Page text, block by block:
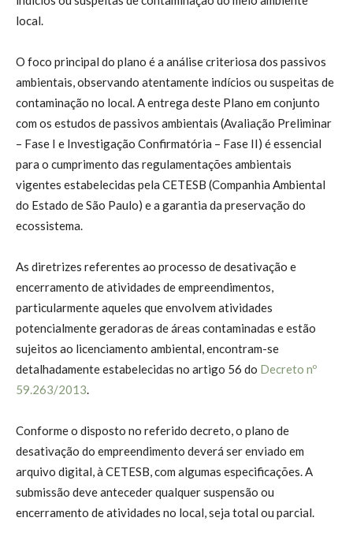
local.
O foco principal do plano é a análise criteriosa dos passivos
ambientais, observando atentamente indícios ou suspeitas de
contaminação no local. A entrega deste Plano em conjunto
com os estudos de passivos ambientais (Avaliação Preliminar
– Fase I e Investigação Confirmatória – Fase II) é essencial
para o cumprimento das regulamentações ambientais
vigentes estabelecidas pela CETESB (Companhia Ambiental
do Estado de São Paulo) e a garantia da preservação do
ecossistema.
As diretrizes referentes ao processo de desativação e
encerramento de atividades de empreendimentos,
particularmente aqueles que envolvem atividades
potencialmente geradoras de áreas contaminadas e estão
sujeitos ao licenciamento ambiental, encontram-se
detalhadamente estabelecidas no artigo 56 do Decreto nº
59.263/2013
Conforme o disposto no referido decreto, o plano de
desativação do empreendimento deverá ser enviado em
arquivo digital, à CETESB, com algumas especificações. A
submissão deve anteceder qualquer suspensão ou
encerramento de atividades no local, seja total ou parcial.